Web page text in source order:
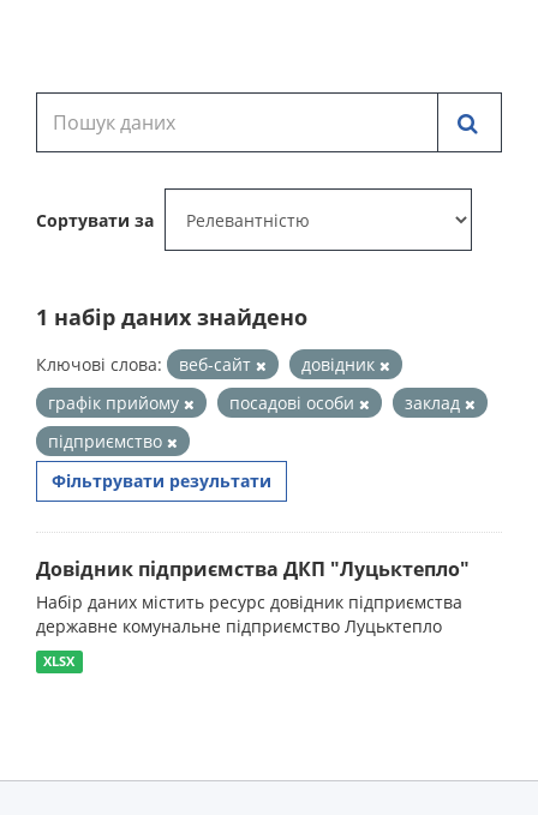
Сортувати за
1 набір даних знайдено
Ключові слова: веб-сайт
довідник
графік прийому
посадові особи
заклад
підприємство
Фільтрувати результати
Довідник підприємства ДКП "Луцьктепло"
Набір даних містить ресурс довідник підприємства
державне комунальне підприємство Луцьктепло
XLSX